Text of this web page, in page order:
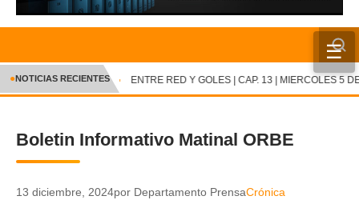
☰
INICIO
CRÓNICA
DEPORTES ✕
●NOTICIAS RECIENTES ENTRE RED Y GOLES | CAP. 13 | MIERCOLES 5 DE
Boletin Informativo Matinal ORBE
13 diciembre, 2024por Departamento PrensaCrónica